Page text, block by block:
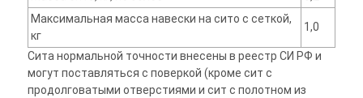
Максимальная масса навески на сито с сеткой,
кг
1,0
Сита нормальной точности внесены в реестр СИ РФ и
могут поставляться с поверкой (кроме сит с
продолговатыми отверстиями и сит с полотном из